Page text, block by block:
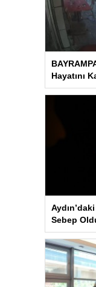
Hayatını
Sebep